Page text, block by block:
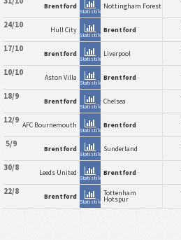
Brentford
Statistik
Nottingham Forest
24/10 Hull City
Statistik
Brentford
17/10 Brentford
Statistik
Liverpool
10/10 Aston Villa
Statistik
Brentford
18/9 Brentford
Statistik
Chelsea
12/9 AFC Bournemouth
Statistik
Brentford
5/9 Brentford
Statistik
Sunderland
30/8 Leeds United
Statistik
Brentford
22/8 Brentford
Statistik
Tottenham
Hotspur